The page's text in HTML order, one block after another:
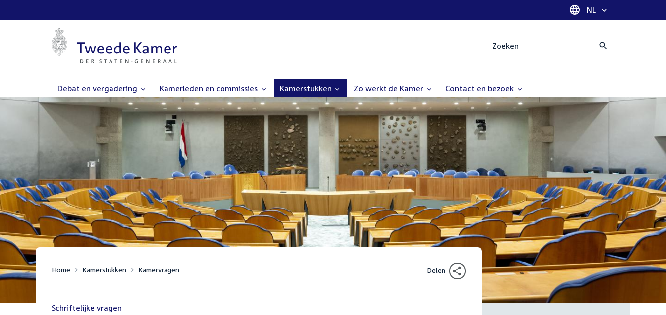
Taal selectie
NL
Zoeken
Debat en vergadering Kamerleden en commissies Kamerstukken Zo werkt de Kamer Contact en bezoek
Home Kamerstukken Kamervragen Delen
Schriftelijke vragen